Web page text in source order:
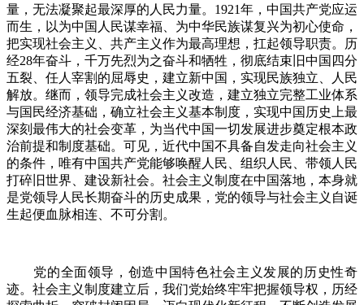
量，无法凝聚起最深厚的人民力量。1921年，中国共产党应运
而生，以为中国人民谋幸福、为中华民族谋复兴为初心使命，
把实现社会主义、共产主义作为最高理想，扛起领导职责。历
经28年奋斗，千万先烈为之奋斗和牺牲，彻底结束旧中国四分
五裂、任人宰割的屈辱史，建立新中国，实现民族独立、人民
解放。继而，领导完成社会主义改造，建立独立完整工业体系
与国民经济基础，确立社会主义基本制度，实现中国历史上最
深刻最伟大的社会变革，为当代中国一切发展进步奠定根本政
治前提和制度基础。可见，近代中国不具备自发走向社会主义
的条件，唯有中国共产党能够唤醒人民、组织人民、带领人民
打碎旧世界、建设新社会。社会主义制度在中国落地，本身就
是党领导人民长期奋斗的历史成果，党的领导与社会主义自诞
生起便血脉相连、不可分割。
党的全面领导，创造中国特色社会主义发展的历史性奇
迹。社会主义制度建立后，我们党始终牢牢把握领导权，历经